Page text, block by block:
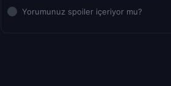
Yorumunuz spoiler içeriyor mu?